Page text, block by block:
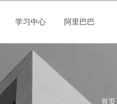
学习中心 阿里巴巴
首页